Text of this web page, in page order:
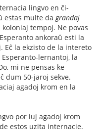
lingvo en ĉi-
estas multe da grandaj
tempoj. Ne povas
ankoraŭ esti la
Eĉ la ekzisto de la intereto
lernantoj, la
mi ne pensas ke
dum 50-jaroj sekve.
agadoj krom en la
por iuj agadoj krom
estos uzita internacie.